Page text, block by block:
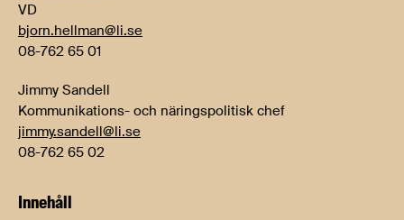
VD
bjorn.hellman@li.se
08-762 65 01
Jimmy Sandell
Kommunikations- och näringspolitisk chef
jimmy.sandell@li.se
08-762 65 02
Innehåll